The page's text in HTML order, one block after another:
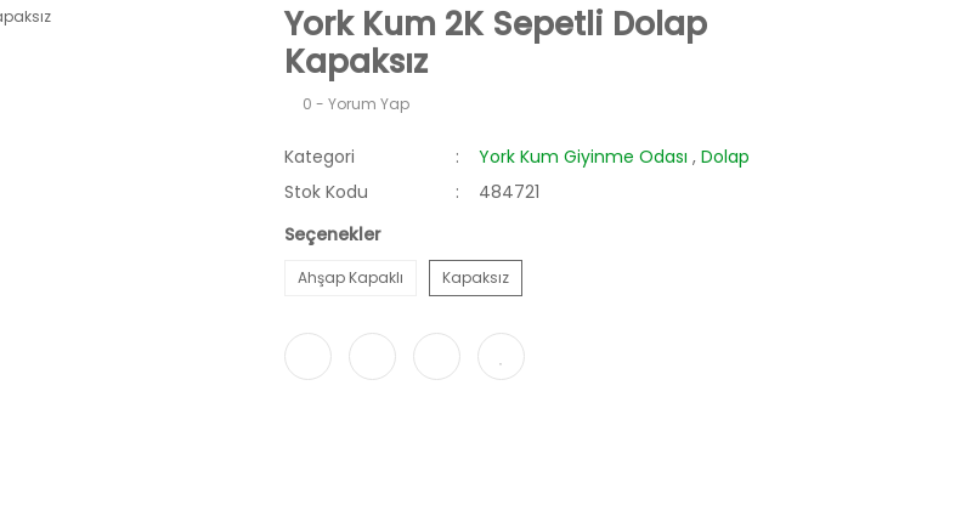
York Kum 2K Sepetli Dolap
Kapaksız
0 - Yorum Yap
Kategori York Kum Giyinme Odası , Dolap
Stok Kodu
484721
Seçenekler
Ahşap Kapaklı Kapaksız